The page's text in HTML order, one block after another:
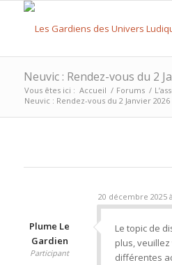
Neuvic : Rendez-vous du 2
Vous êtes ici : Accueil / Forums /
Neuvic : Rendez-vous du 2 Janvier 2026
20 décembre 2025
Plume Le
Gardien
Participant
Le topic de
plus,
différentes